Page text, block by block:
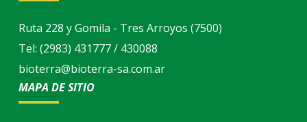
Ruta 228 y Gomila - Tres Arroyos (7500)
Tel: (2983) 431777 / 430088
bioterra@bioterra-sa.com.ar
MAPA DE SITIO